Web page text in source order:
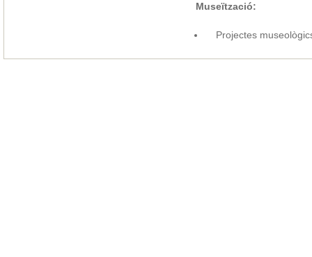
Museïtzació:
Projectes